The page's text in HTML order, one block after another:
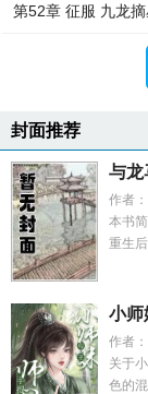
第52章 征服 九龙
封面推荐
与龙
作者
本书
重生
小师
作者
关于
色的